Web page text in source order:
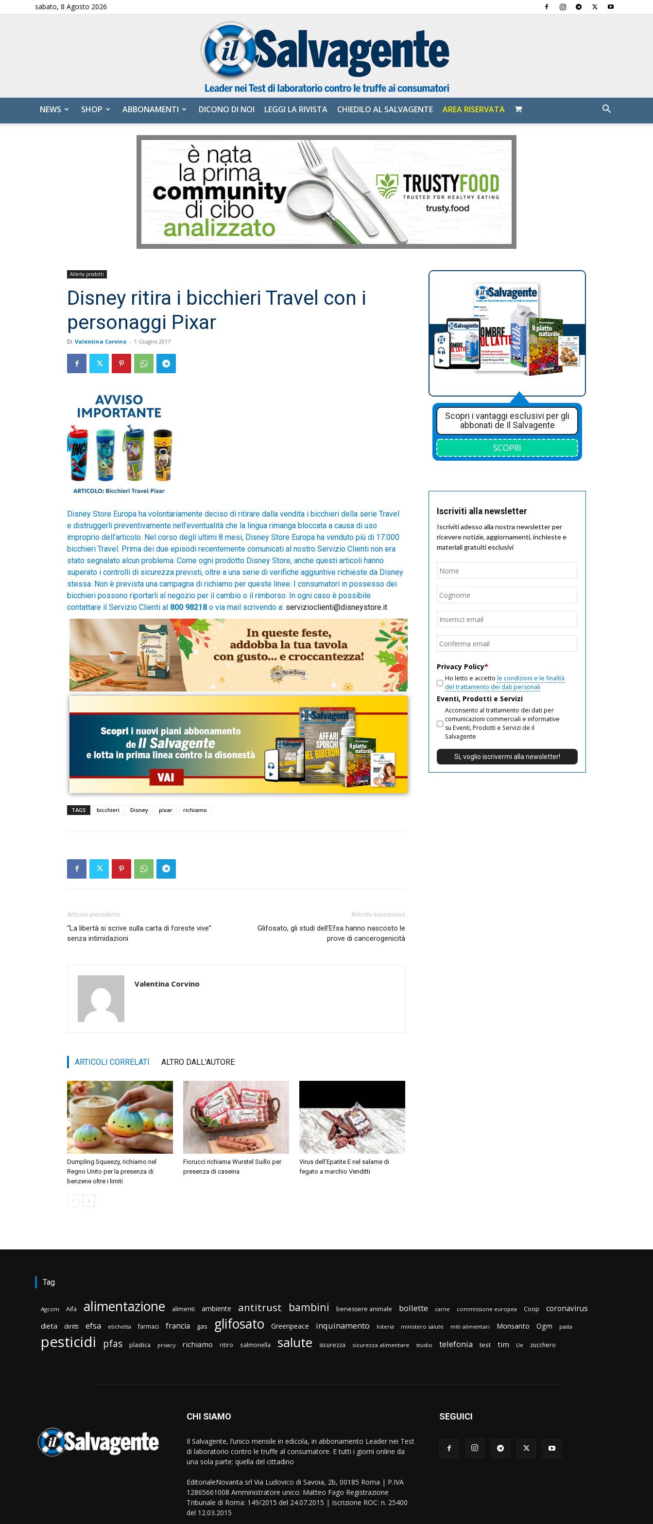
sabato, 8 Agosto 2026
Salvagente
NEWS SHOP ABBONAMENTI DICONO DI NOI LEGGI LA RIVISTA CHIEDILO AL SALVAGENTE AREA RISERVATA
Allerta prodotti
Disney ritira i bicchieri Travel con i
personaggi Pixar
Di Valentina Corvino - 1 Giugno 2017
Disney Store Europa ha volontariamente deciso di ritirare dalla vendita i bicchieri della serie Travel
e distruggerli preventivamente nell’eventualità che la lingua rimanga bloccata a causa di uso
improprio dell’articolo. Nel corso degli ultimi 8 mesi, Disney Store Europa ha venduto più di 17.000
bicchieri Travel. Prima dei due episodi recentemente comunicati al nostro Servizio Clienti non era
stato segnalato alcun problema. Come ogni prodotto Disney Store, anche questi articoli hanno
superato i controlli di sicurezza previsti, oltre a una serie di verifiche aggiuntive richieste da Disney
stessa. Non è prevista una campagna di richiamo per queste linee. I consumatori in possesso dei
bicchieri possono riportarli al negozio per il cambio o il rimborso. In ogni caso è possibile
contattare il Servizio Clienti al 800 98218 o via mail scrivendo a: servizioclienti@disneystore.it
TAGS bicchieri Disney pixar richiamo
Articolo precedente
“La libertà si scrive sulla carta di foreste vive”
senza intimidazioni
Articolo successivo
Glifosato, gli studi dell’Efsa hanno nascosto le
prove di cancerogenicità
Valentina Corvino
ARTICOLI CORRELATI ALTRO DALL'AUTORE
Dumpling Squeezy, richiamo nel
Regno Unito per la presenza di
benzene oltre i limiti
Fiorucci richiama Wurstel Suillo per
presenza di caseina
Virus dell’Epatite E nel salame di
fegato a marchio Venditti
Scopri i vantaggi esclusivi per gli
abbonati de Il Salvagente
SCOPRI
Iscriviti alla newsletter
Iscriviti adesso alla nostra newsletter per
ricevere notizie, aggiornamenti, inchieste e
materiali gratuiti esclusivi
Nome
Email
Privacy Policy*
Ho letto e accetto le condizioni e le finalità
del trattamento dei dati personali
Eventi, Prodotti e Servizi
Acconsento al trattamento dei dati per
comunicazioni commerciali e informative
su Eventi, Prodotti e Servizi de il
Salvagente
Tag
Agcom Aifa alimentazione alimenti ambiente antitrust bambini benessere animale bollette carne commissione europea Coop coronavirus
dieta diritti efsa etichetta farmaci francia gas glifosato Greenpeace inquinamento listeria ministero salute miti alimentari Monsanto Ogm pasta
pesticidi pfas plastica privacy richiamo ritiro salmonella salute sicurezza sicurezza alimentare studio telefonia test tim Ue zucchero
CHI SIAMO
Il Salvagente, l’unico mensile in edicola, in abbonamento Leader nei Test
di laboratorio contro le truffe al consumatore. E tutti i giorni online da
una sola parte: quella del cittadino
EditorialeNovanta srl Via Ludovico di Savoia, 2b, 00185 Roma | P.IVA
12865661008 Amministratore unico: Matteo Fago Registrazione
Tribunale di Roma: 149/2015 del 24.07.2015 | Iscrizione ROC: n. 25400
del 12.03.2015
SEGUICI